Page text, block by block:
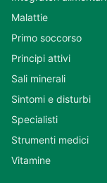
Malattie
Primo soccorso
Principi attivi
Sali minerali
Sintomi e disturbi
Specialisti
Strumenti medici
Vitamine